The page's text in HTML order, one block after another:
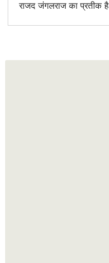
राजद जंगलराज का प्रतीक है